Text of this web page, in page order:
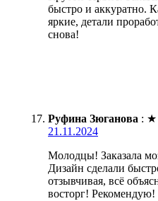
быстро и аккуратно.
яркие, детали
снова!
Руфина Зюганова : ★
21.11.2024
Молодцы! Заказала
Дизайн сделали
отзывчивая, всё
восторг! Рекомендую!